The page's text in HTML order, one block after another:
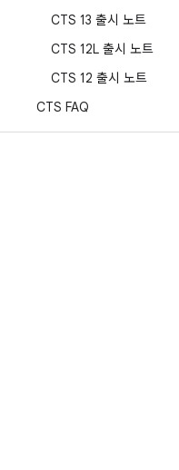
CTS 13 출시 노트
CTS 12L 출시 노트
CTS 12 출시 노트
CTS FAQ